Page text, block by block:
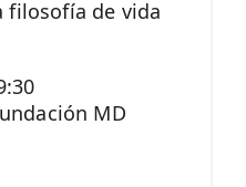
filosofía de vida
MD